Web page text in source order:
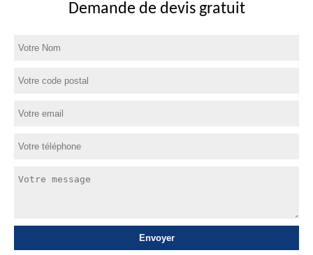
Demande de devis gratuit